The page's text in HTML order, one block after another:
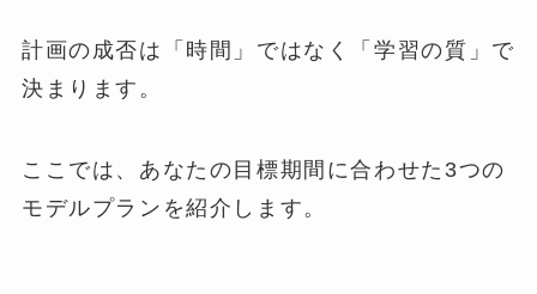
計画の成否は「時間」ではなく「学習の質」で
決まります。
ここでは、あなたの目標期間に合わせた3つの
モデルプランを紹介します。